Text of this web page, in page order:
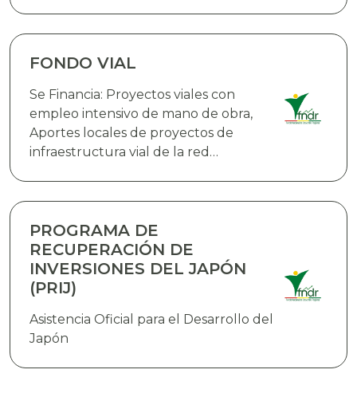
FONDO VIAL
Se Financia: Proyectos viales con
empleo intensivo de mano de obra,
Aportes locales de proyectos de
infraestructura vial de la red
vial en rutas urbanas e interurbanas,
Infraestructura aeroportuaria y
equipamiento, Adquisición de bienes
PROGRAMA DE
RECUPERACIÓN DE
INVERSIONES DEL JAPÓN
(PRIJ)
Asistencia Oficial para el Desarrollo del
Japón